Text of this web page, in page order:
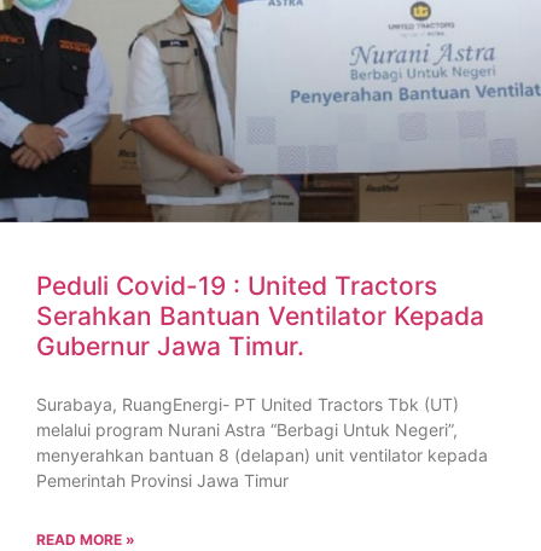
Peduli Covid-19 : United Tractors
Serahkan Bantuan Ventilator Kepada
Gubernur Jawa Timur.
Surabaya, RuangEnergi- PT United Tractors Tbk (UT)
melalui program Nurani Astra “Berbagi Untuk Negeri”,
menyerahkan bantuan 8 (delapan) unit ventilator kepada
Pemerintah Provinsi Jawa Timur
READ MORE »